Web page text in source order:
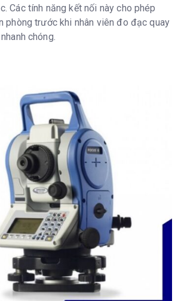
Các tính năng kết nối này cho phép
phòng trước khi nhân viên đo đạc quay
chóng.